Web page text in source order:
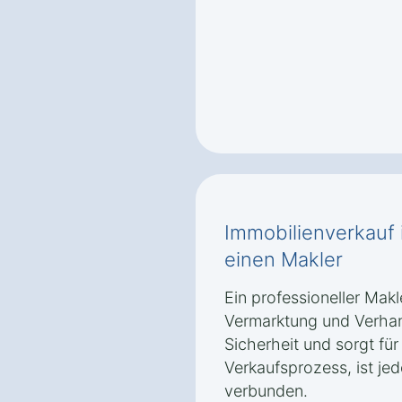
einen Makler
Ein professioneller
Vermarktung und
Sicherheit und sorgt
Verkaufsprozess, ist
verbunden.